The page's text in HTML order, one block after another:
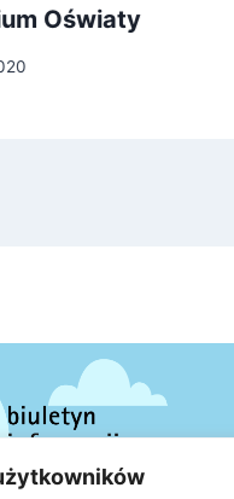
Oświaty